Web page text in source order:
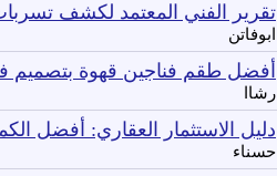
تقرير الفني المعتمد لكشف
ابوفاتن
أفضل طقم فناجين قهوة بتصميم
رشاا
دليل الاستثمار العقاري: أفضل
حسناء